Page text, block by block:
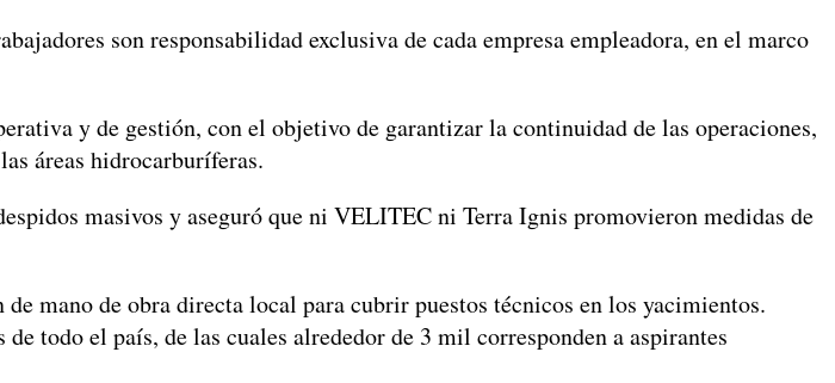
son responsabilidad exclusiva de cada empresa empleadora, en el marco
y de gestión, con el objetivo de garantizar la continuidad de las operaciones,
áreas hidrocarburíferas.
masivos y aseguró que ni VELITEC ni Terra Ignis promovieron medidas de
mano de obra directa local para cubrir puestos técnicos en los yacimientos.
todo el país, de las cuales alrededor de 3 mil corresponden a aspirantes